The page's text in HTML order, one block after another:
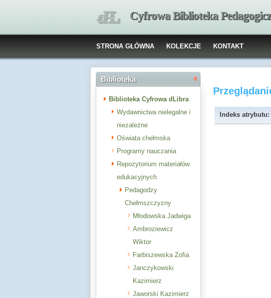
Cyfrowa Biblioteka
STRONA GŁÓWNA KOLEKCJE KONTAKT
Biblioteka
Biblioteka Cyfrowa dLibra
Wydawnictwa nielegalne i
niezależne
Oświata chełmska
Programy nauczania
Repozytorium materiałów
edukacyjnych
Pedagodzy
Chełmszczyzny
Młodowska Jadwiga
Ambroziewicz
Wiktor
Farbiszewska Zofia
Janczykowski
Kazimierz
Jaworski Kazimierz
Indeks atrybutu: